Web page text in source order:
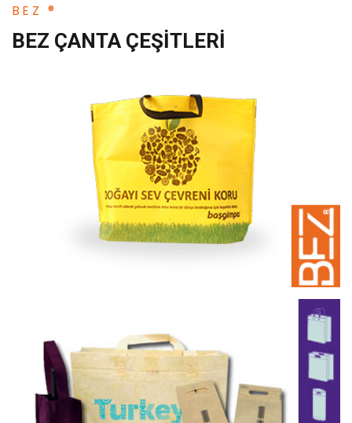
BEZ ®
BEZ ÇANTA ÇEŞITLERI
Alışveriş Bez Çantaları
Marketler için bez çanta | Çeşitleri | Fiyatları